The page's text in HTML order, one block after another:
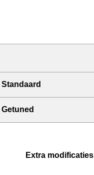
Standaard
Getuned
Extra modificaties